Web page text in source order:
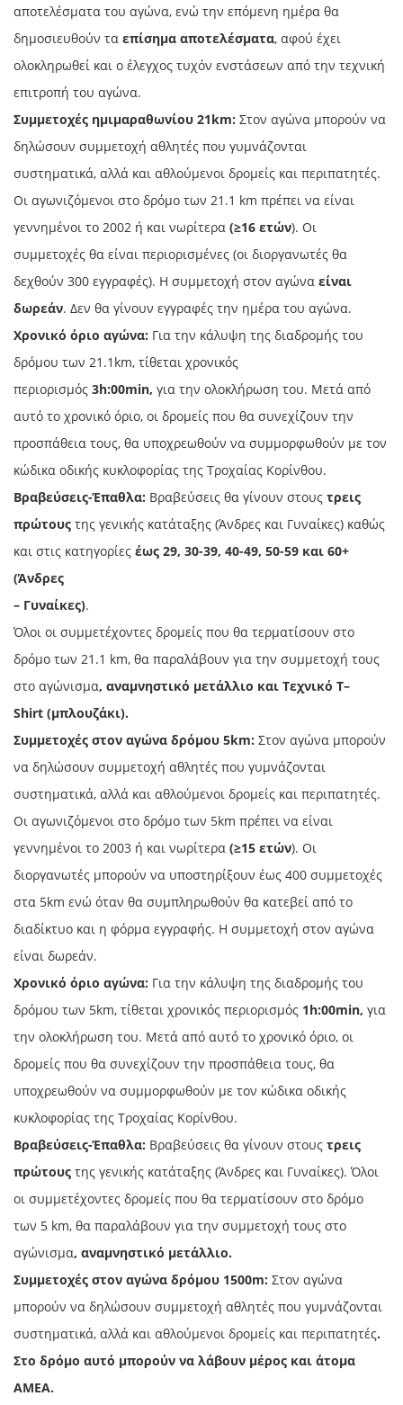
αποτελέσματα του αγώνα, ενώ την επόμενη ημέρα θα
δημοσιευθούν τα επίσημα αποτελέσματα, αφού έχει
ολοκληρωθεί και ο έλεγχος τυχόν ενστάσεων από την τεχνική
επιτροπή του αγώνα.
Συμμετοχές ημιμαραθωνίου 21km: Στον αγώνα μπορούν να
δηλώσουν συμμετοχή αθλητές που γυμνάζονται
συστηματικά, αλλά και αθλούμενοι δρομείς και περιπατητές.
Οι αγωνιζόμενοι στο δρόμο των 21.1 km πρέπει να είναι
γεννημένοι το 2002 ή και νωρίτερα (≥16 ετών). Οι
συμμετοχές θα είναι περιορισμένες (οι διοργανωτές θα
δεχθούν 300 εγγραφές). Η συμμετοχή στον αγώνα είναι
δωρεάν. Δεν θα γίνουν εγγραφές την ημέρα του αγώνα.
Χρονικό όριο αγώνα: Για την κάλυψη της διαδρομής του
δρόμου των 21.1km, τίθεται χρονικός
περιορισμός 3h:00min, για την ολοκλήρωση του. Μετά από
αυτό το χρονικό όριο, οι δρομείς που θα συνεχίζουν την
προσπάθεια τους, θα υποχρεωθούν να συμμορφωθούν με τον
κώδικα οδικής κυκλοφορίας της Τροχαίας Κορίνθου.
Βραβεύσεις-Έπαθλα: Βραβεύσεις θα γίνουν στους τρεις
πρώτους της γενικής κατάταξης (Άνδρες και Γυναίκες) καθώς
και στις κατηγορίες έως 29, 30-39, 40-49, 50-59 και 60+
(Άνδρες
– Γυναίκες).
Όλοι οι συμμετέχοντες δρομείς που θα τερματίσουν στο
δρόμο των 21.1 km, θα παραλάβουν για την συμμετοχή τους
στο αγώνισμα, αναμνηστικό μετάλλιο και Τεχνικό T–
Shirt (μπλουζάκι).
Συμμετοχές στον αγώνα δρόμου 5km: Στον αγώνα μπορούν
να δηλώσουν συμμετοχή αθλητές που γυμνάζονται
συστηματικά, αλλά και αθλούμενοι δρομείς και περιπατητές.
Οι αγωνιζόμενοι στο δρόμο των 5km πρέπει να είναι
γεννημένοι το 2003 ή και νωρίτερα (≥15 ετών). Οι
διοργανωτές μπορούν να υποστηρίξουν έως 400 συμμετοχές
στα 5km ενώ όταν θα συμπληρωθούν θα κατεβεί από το
διαδίκτυο και η φόρμα εγγραφής. Η συμμετοχή στον αγώνα
είναι δωρεάν.
Χρονικό όριο αγώνα: Για την κάλυψη της διαδρομής του
δρόμου των 5km, τίθεται χρονικός περιορισμός 1h:00min, για
την ολοκλήρωση του. Μετά από αυτό το χρονικό όριο, οι
δρομείς που θα συνεχίζουν την προσπάθεια τους, θα
υποχρεωθούν να συμμορφωθούν με τον κώδικα οδικής
κυκλοφορίας της Τροχαίας Κορίνθου.
Βραβεύσεις-Έπαθλα: Βραβεύσεις θα γίνουν στους τρεις
πρώτους της γενικής κατάταξης (Άνδρες και Γυναίκες). Όλοι
οι συμμετέχοντες δρομείς που θα τερματίσουν στο δρόμο
των 5 km, θα παραλάβουν για την συμμετοχή τους στο
αγώνισμα, αναμνηστικό μετάλλιο.
Συμμετοχές στον αγώνα δρόμου 1500m: Στον αγώνα
μπορούν να δηλώσουν συμμετοχή αθλητές που γυμνάζονται
συστηματικά, αλλά και αθλούμενοι δρομείς και περιπατητές.
Στο δρόμο αυτό μπορούν να λάβουν μέρος και άτομα
ΑΜΕΑ.